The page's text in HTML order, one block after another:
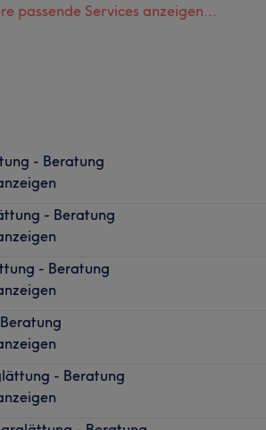
passende Services anzeigen...
- Beratung
- Beratung
- Beratung
- Beratung